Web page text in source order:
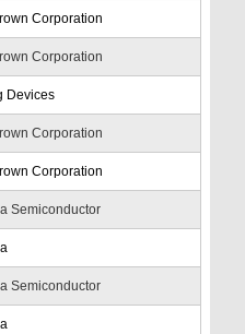
Corporation
Corporation
Devices
Corporation
Corporation
Semiconductor
Semiconductor